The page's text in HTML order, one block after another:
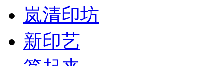
岚清印坊
新印艺